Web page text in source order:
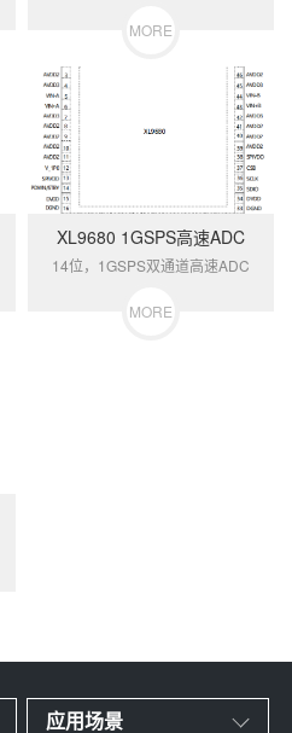
MORE
XL9680 1GSPS高速ADC
14位，1GSPS双通道高速ADC
MORE
应用场景